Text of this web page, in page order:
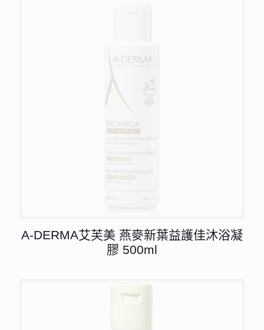
A-DERMA艾芙美 燕麥新葉益護佳沐浴凝
膠 500ml